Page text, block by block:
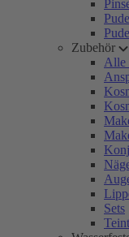
Zubehör
Alle
Sets
Teint